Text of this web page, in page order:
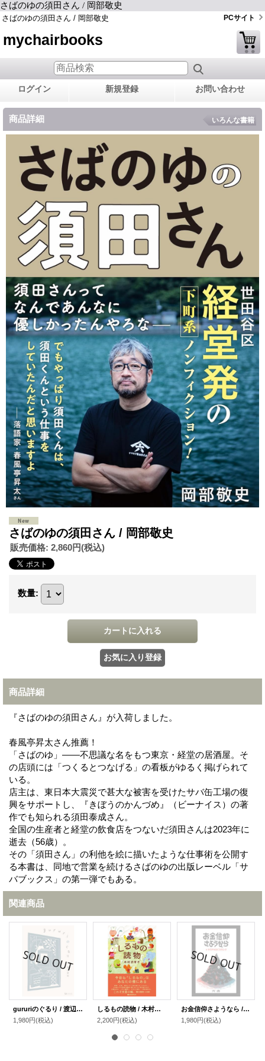
さばのゆの須田さん / 岡部敬史
さばのゆの須田さん / 岡部敬史 PCサイト
mychairbooks
ログイン 新規登録 お問い合わせ
商品詳細 いろんな書籍
さばのゆの須田さん / 岡部敬史
販売価格: 2,860円(税込)
数量:
商品詳細
『さばのゆの須田さん』が入荷しました。
春風亭昇太さん推薦！
「さばのゆ」——不思議な名をもつ東京・経堂の居酒屋。そ
の店頭には「つくるとつなげる」の看板がゆるく掲げられて
いる。
店主は、東日本大震災で甚大な被害を受けたサバ缶工場の復
興をサポートし、『きぼうのかんづめ』（ビーナイス）の著
作でも知られる須田泰成さん。
全国の生産者と経堂の飲食店をつないだ須田さんは2023年に
逝去（56歳）。
その「須田さん」の利他を絵に描いたような仕事術を公開す
る本書は、同地で営業を続けるさばのゆの出版レーベル「サ
バブックス」の第一弾でもある。
関連商品
gururiのぐるり / 渡辺愛知
1,980円(税込)
しるもの読物 / 木村衣有子
2,200円(税込)
お金信仰さようなら / ヤマザキOKコンピュータ
1,980円(税込)